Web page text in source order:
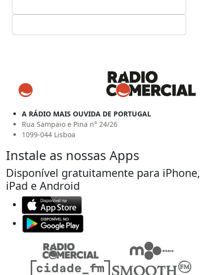
A RÁDIO MAIS OUVIDA DE PORTUGAL
Rua Sampaio e Pina n° 24/26
1099-044 Lisboa
Instale as nossas Apps
Disponível gratuitamente para iPhone,
iPad e Android